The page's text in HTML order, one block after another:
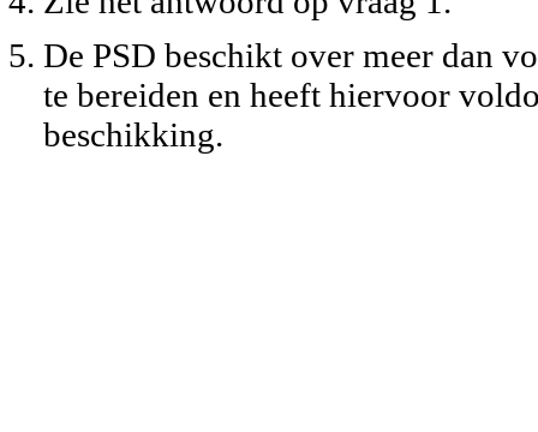
De PSD beschikt over meer dan
te bereiden en heeft hiervoor
beschikking.